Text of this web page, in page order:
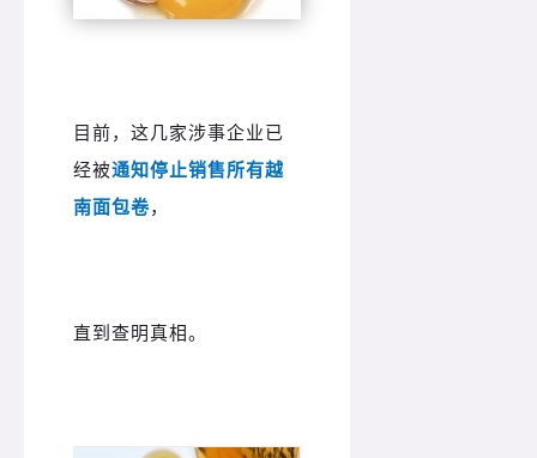
目前，这几家涉事企业已
经被通知停止销售所有越
南面包卷，
直到查明真相。